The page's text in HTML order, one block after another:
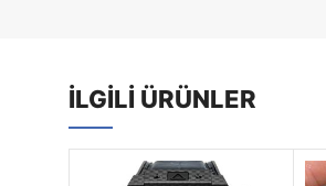
İLGILI ÜRÜNLER